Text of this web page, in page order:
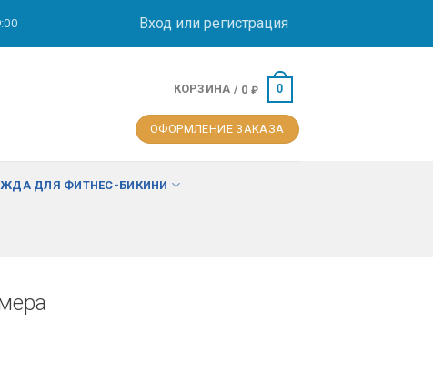
Вход или регистрация
КОРЗИНА / 0 ₽ 0
ОФОРМЛЕНИЕ ЗАКАЗА
ДЛЯ ФИТНЕС-БИКИНИ